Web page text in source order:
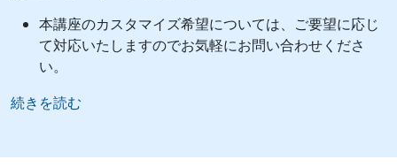
本講座のカスタマイズ希望については、ご要望に応じ
て対応いたしますのでお気軽にお問い合わせくださ
い。
続きを読む